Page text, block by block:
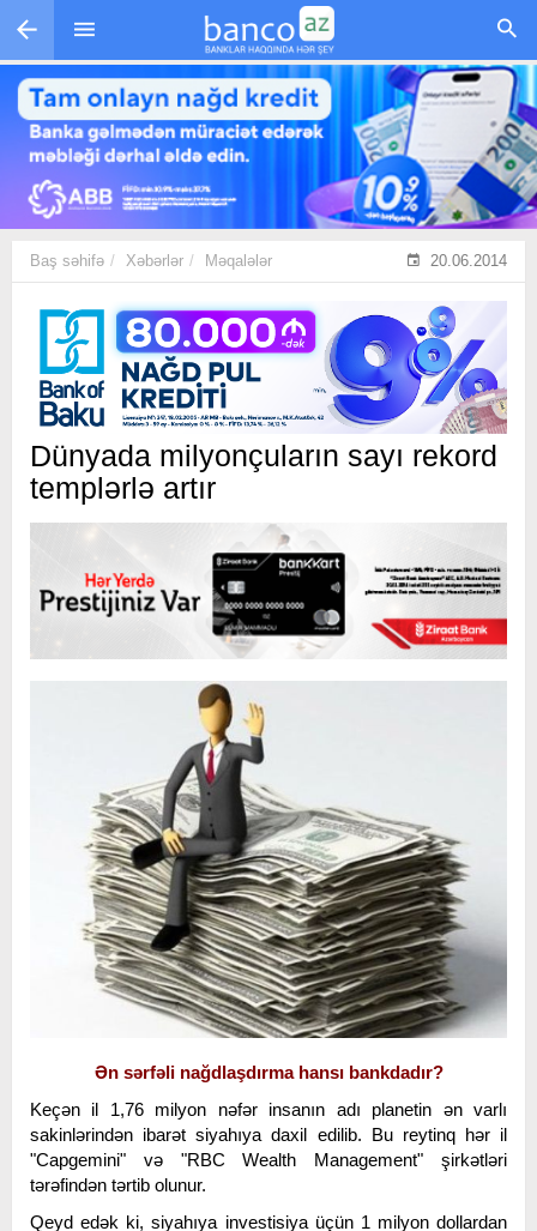
Skip to main content
Baş səhifə Xəbərlər Məqalələr 20.06.2014
Dünyada milyonçuların sayı rekord
templərlə artır
Ən sərfəli nağdlaşdırma hansı bankdadır?
Keçən il 1,76 milyon nəfər insanın adı planetin ən varlı
sakinlərindən ibarət siyahıya daxil edilib. Bu reytinq hər il
"Capgemini" və "RBC Wealth Management" şirkətləri
tərəfindən tərtib olunur.
Qeyd edək ki, siyahıya investisiya üçün 1 milyon dollardan